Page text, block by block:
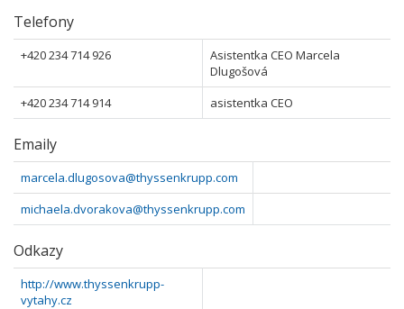
Telefony
+420 234 714 926
Asistentka CEO Marcela
Dlugošová
+420 234 714 914
asistentka CEO
Emaily
marcela.dlugosova@thyssenkrupp.com
michaela.dvorakova@thyssenkrupp.com
Odkazy
http://www.thyssenkrupp-
vytahy.cz